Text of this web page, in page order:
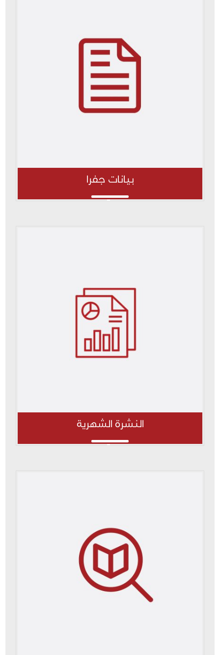
بيانات جفرا
النشرة الشهرية